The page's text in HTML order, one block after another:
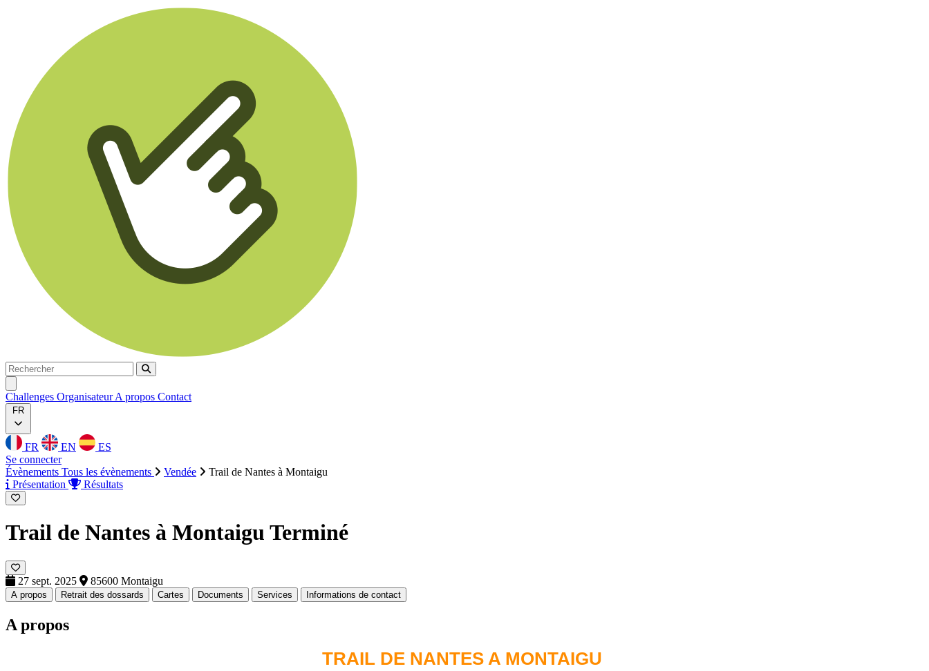
Rechercher
Rechercher
Challenges OrganisateurA propos Contact
FR
FR EN
ES
Se connecter
Évènements Tous les évènements Vendée
Trail de Nantes à Montaigu
Présentation
Résultats
Trail de Nantes à Montaigu Terminé
27 sept. 2025 85600 Montaigu
A propos Retrait des dossards Cartes Documents Services Informations de contact
A propos
TRAIL DE NANTES A MONTAIGU